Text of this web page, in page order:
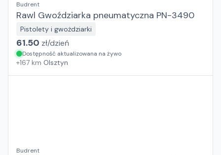
Budrent
Rawl Gwoździarka pneumatyczna PN-3490
Pistolety i gwożdziarki
61.50 zł/dzień
Dostępność aktualizowana na żywo
+167 km Olsztyn
Budrent